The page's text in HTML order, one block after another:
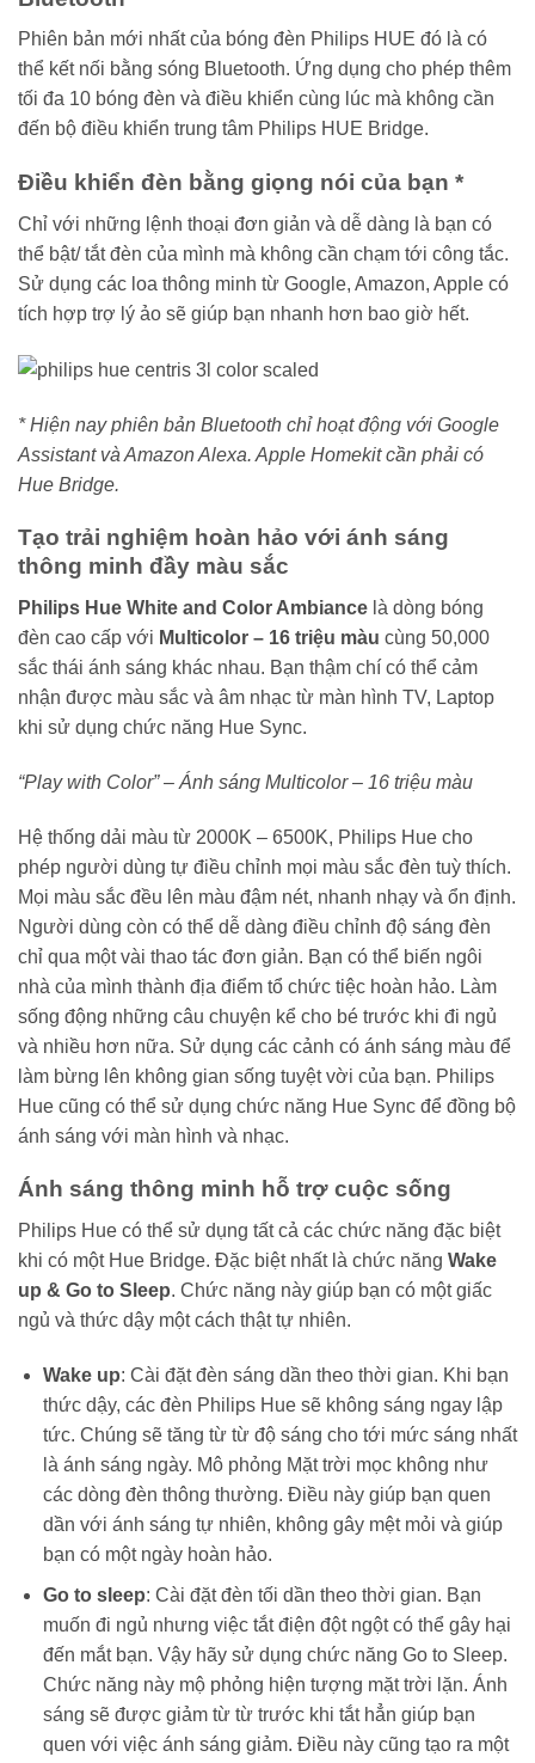
Phiên bản mới nhất của bóng đèn Philips HUE đó là có
thể kết nối bằng sóng Bluetooth. Ứng dụng cho phép thêm
tối đa 10 bóng đèn và điều khiển cùng lúc mà không cần
đến bộ điều khiển trung tâm Philips HUE Bridge.
Điều khiển đèn bằng giọng nói của bạn *
Chỉ với những lệnh thoại đơn giản và dễ dàng là bạn có
thể bật/ tắt đèn của mình mà không cần chạm tới công tắc.
Sử dụng các loa thông minh từ Google, Amazon, Apple có
tích hợp trợ lý ảo sẽ giúp bạn nhanh hơn bao giờ hết.
* Hiện nay phiên bản Bluetooth chỉ hoạt động với Google
Assistant và Amazon Alexa. Apple Homekit cần phải có
Hue Bridge.
Tạo trải nghiệm hoàn hảo với ánh sáng
thông minh đầy màu sắc
Philips Hue White and Color Ambiance là dòng bóng
đèn cao cấp với Multicolor – 16 triệu màu cùng 50,000
sắc thái ánh sáng khác nhau. Bạn thậm chí có thể cảm
nhận được màu sắc và âm nhạc từ màn hình TV, Laptop
khi sử dụng chức năng Hue Sync.
“Play with Color” – Ánh sáng Multicolor – 16 triệu màu
Hệ thống dải màu từ 2000K – 6500K, Philips Hue cho
phép người dùng tự điều chỉnh mọi màu sắc đèn tuỳ thích.
Mọi màu sắc đều lên màu đậm nét, nhanh nhạy và ổn định.
Người dùng còn có thể dễ dàng điều chỉnh độ sáng đèn
chỉ qua một vài thao tác đơn giản. Bạn có thể biến ngôi
nhà của mình thành địa điểm tổ chức tiệc hoàn hảo. Làm
sống động những câu chuyện kể cho bé trước khi đi ngủ
và nhiều hơn nữa. Sử dụng các cảnh có ánh sáng màu để
làm bừng lên không gian sống tuyệt vời của bạn. Philips
Hue cũng có thể sử dụng chức năng Hue Sync để đồng bộ
ánh sáng với màn hình và nhạc.
Ánh sáng thông minh hỗ trợ cuộc sống
Philips Hue có thể sử dụng tất cả các chức năng đặc biệt
khi có một Hue Bridge. Đặc biệt nhất là chức năng Wake
up & Go to Sleep. Chức năng này giúp bạn có một giấc
ngủ và thức dậy một cách thật tự nhiên.
Wake up: Cài đặt đèn sáng dần theo thời gian. Khi bạn
thức dậy, các đèn Philips Hue sẽ không sáng ngay lập
tức. Chúng sẽ tăng từ từ độ sáng cho tới mức sáng nhất
là ánh sáng ngày. Mô phỏng Mặt trời mọc không như
các dòng đèn thông thường. Điều này giúp bạn quen
dần với ánh sáng tự nhiên, không gây mệt mỏi và giúp
bạn có một ngày hoàn hảo.
Go to sleep: Cài đặt đèn tối dần theo thời gian. Bạn
muốn đi ngủ nhưng việc tắt điện đột ngột có thể gây hại
đến mắt bạn. Vậy hãy sử dụng chức năng Go to Sleep.
Chức năng này mộ phỏng hiện tượng mặt trời lặn. Ánh
sáng sẽ được giảm từ từ trước khi tắt hẳn giúp bạn
quen với việc ánh sáng giảm. Điều này cũng tạo ra một